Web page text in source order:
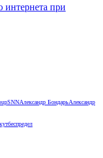
интернета при
SNNАлександр БондарьАлександр
беспредел